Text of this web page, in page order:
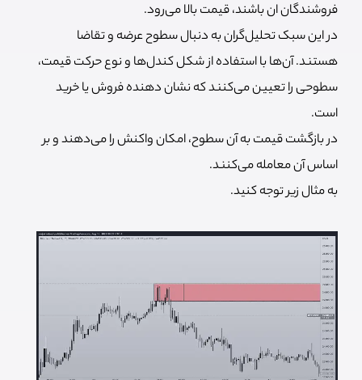
فروشندگان ان باشند، قیمت بالا می‌رود.
در این سبک تحلیل‌گران به دنبال سطوح عرضه و تقاضا
هستند. آن‌ها با استفاده از شکل کندل‌ها و نوع حرکت قیمت،
سطوحی را تعیین می‌کنند که نشان دهنده فروش یا خرید
است.
در بازگشت قیمت به آن سطوح، امکان واکنش را می‌دهند و بر
اساس آن معامله می‌کنند.
به مثال زیر توجه کنید.